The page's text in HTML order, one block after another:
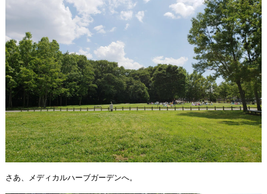
さあ、メディカルハーブガーデンへ。